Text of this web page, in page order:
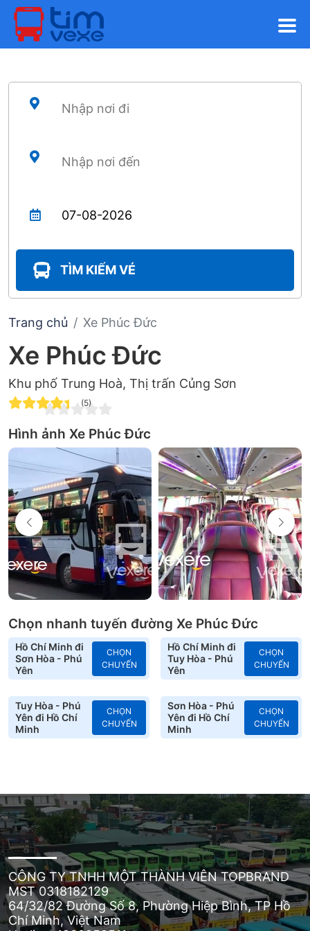
TÌM KIẾM VÉ
Trang chủ Xe Phúc Đức
Xe Phúc Đức
Khu phố Trung Hoà, Thị trấn Củng Sơn
(5)
Hình ảnh Xe Phúc Đức
Chọn nhanh tuyến đường Xe Phúc Đức
Hồ Chí Minh đi
Sơn Hòa - Phú
Yên
CHỌN
CHUYẾN
Hồ Chí Minh đi
Tuy Hòa - Phú
Yên
CHỌN
CHUYẾN
Tuy Hòa - Phú
Yên đi Hồ Chí
Minh
CHỌN
CHUYẾN
Sơn Hòa - Phú
Yên đi Hồ Chí
Minh
CHỌN
CHUYẾN
CÔNG TY TNHH MỘT THÀNH VIÊN TOPBRAND
MST 0318182129
64/32/82 Đường Số 8, Phường Hiệp Bình, TP Hồ
Chí Minh, Việt Nam